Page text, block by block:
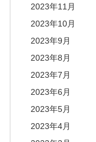
2023年11月
2023年10月
2023年9月
2023年8月
2023年7月
2023年6月
2023年5月
2023年4月